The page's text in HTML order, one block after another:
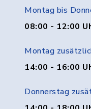
Montag bis
08:00 - 12:00
Montag
14:00 - 16:00
Donnerstag